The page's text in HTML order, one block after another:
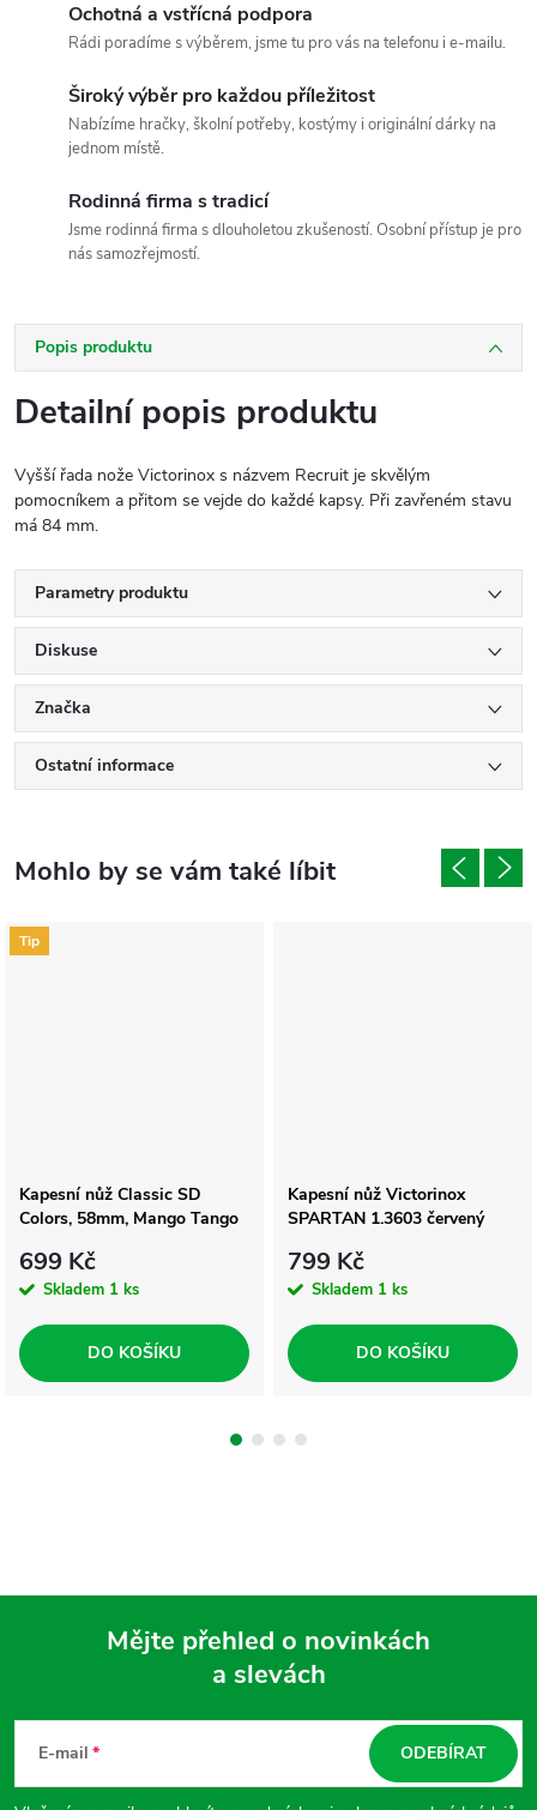
Ochotná a vstřícná podpora
Rádi poradíme s výběrem, jsme tu pro vás na telefonu i e-mailu.
Široký výběr pro každou příležitost
Nabízíme hračky, školní potřeby, kostýmy i originální dárky na
jednom místě.
Rodinná firma s tradicí
Jsme rodinná firma s dlouholetou zkušeností. Osobní přístup je pro
nás samozřejmostí.
Popis produktu
Detailní popis produktu
Vyšší řada nože Victorinox s názvem Recruit je skvělým
pomocníkem a přitom se vejde do každé kapsy. Při zavřeném stavu
má 84 mm.
Parametry produktu
Diskuse
Značka
Ostatní informace
Tip
Kapesní nůž Classic SD
Colors, 58mm, Mango Tango
699 Kč
Skladem 1 ks
DO KOŠÍKU
Kapesní nůž Victorinox
SPARTAN 1.3603 červený
799 Kč
Skladem 1 ks
DO KOŠÍKU
Mějte přehled o novinkách
a slevách
E-mail ODEBÍRAT